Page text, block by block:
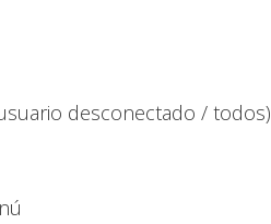
desconectado / todos)